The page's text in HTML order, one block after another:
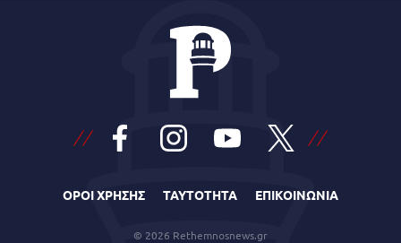
ΟΡΟΙ ΧΡΗΣΗΣ ΤΑΥΤΟΤΗΤΑ ΕΠΙΚΟΙΝΩΝΙΑ
© 2026 Rethemnosnews.gr